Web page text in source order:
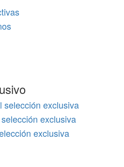
selección exclusiva
exclusiva
exclusiva